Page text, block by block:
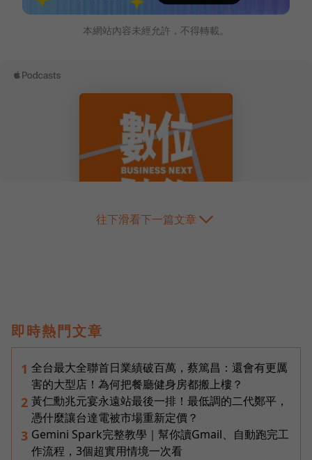
本網站內容未經允許，不得轉載。
往下滑看下一篇文章
即時熱門文章
1 全台最大全聯首日業績破百萬，蔡篤昌：還會有更厲
害的大型店！為何把餐廳健身房都搬上樓？
2 黃仁勳兆元宴永遠站最後一排！最低調的二代鄭平，
憑什麼讓台達電被市場重新定價？
3 Gemini Spark完整教學｜幫你讀Gmail、自動跑完工
作流程，3個超實用情境一次看